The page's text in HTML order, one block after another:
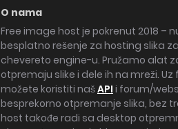
O nama
Free image host je pokrenut 2018 –
besplatno rešenje za hosting slika
chevereto engine-u. Pružamo alat
otpremaju slike i dele ih na mreži.
možete koristiti našAPI i forum/
besprekorno otpremanje slika, bez
host takođe radi sa desktop